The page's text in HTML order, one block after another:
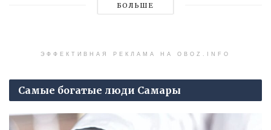
БОЛЬШЕ
ЭФФЕКТИВНАЯ РЕКЛАМА НА OBOZ.INFO
Самые богатые люди Самары